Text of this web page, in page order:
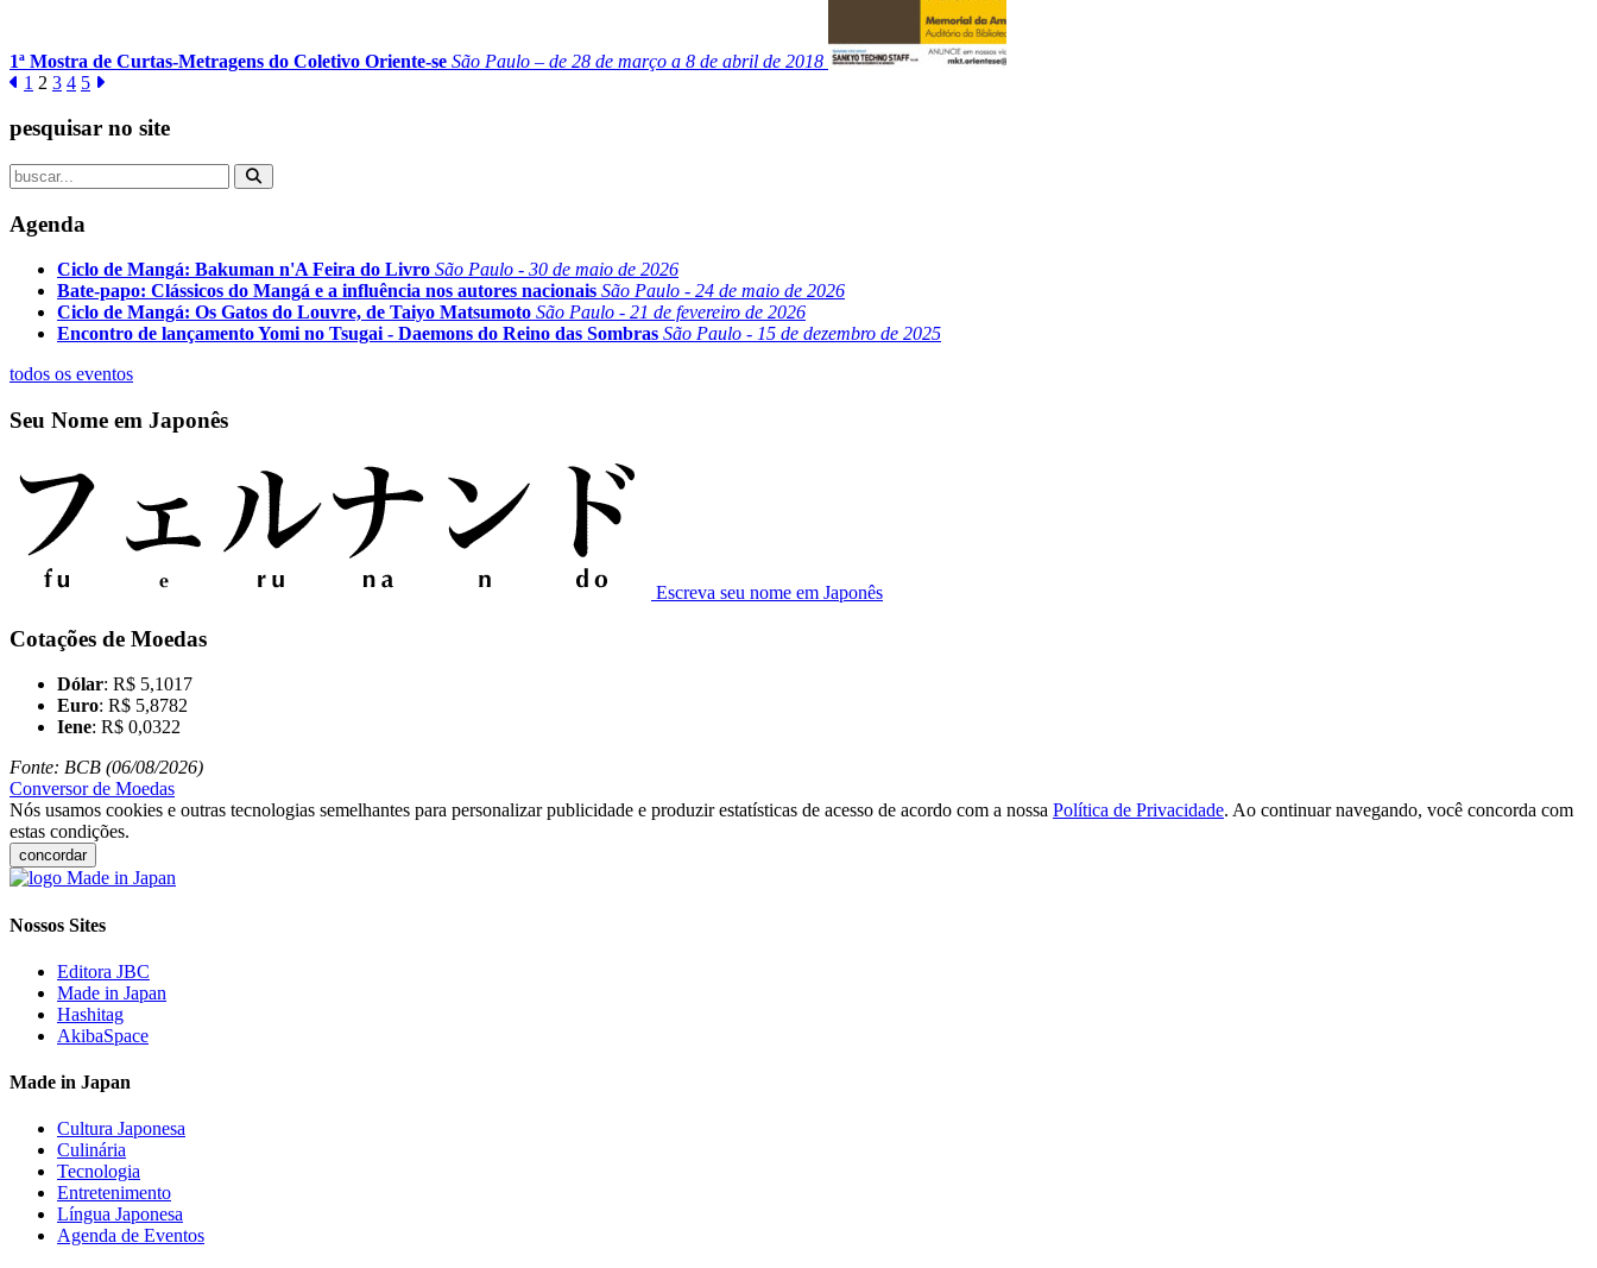
1ª Mostra de Curtas-Metragens do Coletivo Oriente-se São Paulo – de 28 de março a 8 de abril de 2018
1 2 3 4 5
pesquisar no site
Agenda
Ciclo de Mangá: Bakuman n'A Feira do Livro São Paulo - 30 de maio de 2026
Bate-papo: Clássicos do Mangá e a influência nos autores nacionais São Paulo - 24 de maio de 2026
Ciclo de Mangá: Os Gatos do Louvre, de Taiyo Matsumoto São Paulo - 21 de fevereiro de 2026
Encontro de lançamento Yomi no Tsugai - Daemons do Reino das Sombras São Paulo - 15 de dezembro de 2025
todos os eventos
Seu Nome em Japonês
Escreva seu nome em Japonês
Cotações de Moedas
Dólar: R$ 5,1017
Euro: R$ 5,8782
Iene: R$ 0,0322
Fonte: BCB (06/08/2026)
Conversor de Moedas
Nós usamos cookies e outras tecnologias semelhantes para personalizar publicidade e produzir estatísticas de acesso de acordo com a nossa Política de Privacidade. Ao continuar navegando, você concorda com
estas condições.
concordar
Nossos Sites
Editora JBC
Made in Japan
Hashitag
AkibaSpace
Made in Japan
Cultura Japonesa
Culinária
Tecnologia
Entretenimento
Língua Japonesa
Agenda de Eventos